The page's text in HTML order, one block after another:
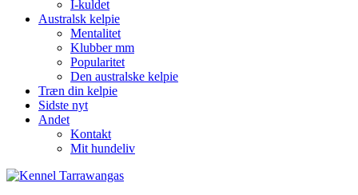
I-kuldet
Australsk kelpie
Mentalitet
Klubber mm
Popularitet
Den australske kelpie
Træn din kelpie
Sidste nyt
Andet
Kontakt
Mit hundeliv